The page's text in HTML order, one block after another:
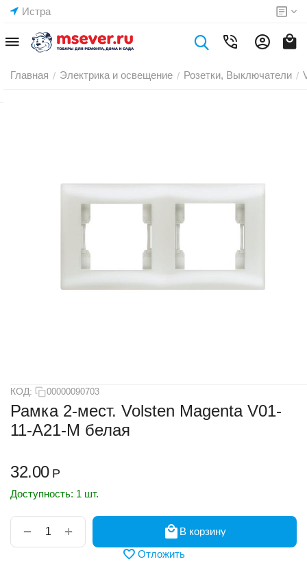
Истра
Главная / Электрика и освещение / Розетки, Выключатели /
КОД: 00000090703
Рамка 2-мест. Volsten Magenta V01-
11-A21-M белая
32.00 Р
Доступность: 1 шт.
+
−
В корзину
Отложить